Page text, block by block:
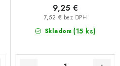
Skladom (15 ks)
7,52 € bez DPH
9,25 €